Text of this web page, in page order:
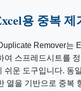
용 중복 제
Remover는
여 스프레드시트를
쉬운 도구입니다. 동
열을 기반으로 중복